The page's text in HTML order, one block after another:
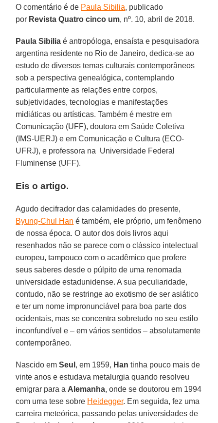
O comentário é de Paula Sibilia, publicado
por Revista Quatro cinco um, nº. 10, abril de 2018.
Paula Sibiliaé antropóloga, ensaísta e pesquisadora
argentina residente no Rio de Janeiro, dedica-se ao
estudo de diversos temas culturais contemporâneos
sob a perspectiva genealógica, contemplando
particularmente as relações entre corpos,
subjetividades, tecnologias e manifestações
midiáticas ou artísticas. Também é mestre em
Comunicação (UFF), doutora em Saúde Coletiva
(IMS-UERJ) e em Comunicação e Cultura (ECO-
UFRJ), e professora na Universidade Federal
Fluminense (UFF).
Eis o artigo.
Agudo decifrador das calamidades do presente,
Byung-Chul Han é também, ele próprio, um fenômeno
de nossa época. O autor dos dois livros aqui
resenhados não se parece com o clássico intelectual
europeu, tampou­co com o acadêmico que profere
seus saberes desde o púlpito de uma renomada
universidade estadunidense. A sua peculiaridade,
contudo, não se restringe ao exotismo de ser asiático
e ter um nome impronunciável para boa parte dos
ocidentais, mas se concentra sobretudo no seu estilo
inconfundível e – em vários sentidos – absolutamente
contemporâneo.
Nascido emSeul , em 1959, Han tinha pouco mais de
vinte anos e es­tudava metalurgia quando resolveu
emigrar para a Alemanha, onde se doutorou em 1994
com uma tese sobre Heidegger. Em seguida, fez uma
carreira meteórica, passando pelas universidades de